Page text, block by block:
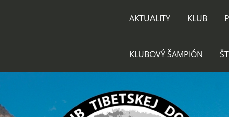
AKTUALITY KLUB
KLUBOVÝ ŠAMPIÓN